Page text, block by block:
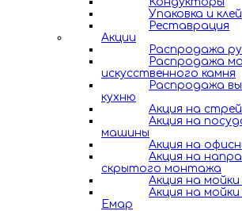
Упаковка и клей
Реставрация
Акции
Распродажа
Распродажа
искусственного камня
Распродажа
кухню
Акция на
Акция на
машины
Акция на
Акция на
скрытого монтажа
Акция на мойки
Акция на
Емар